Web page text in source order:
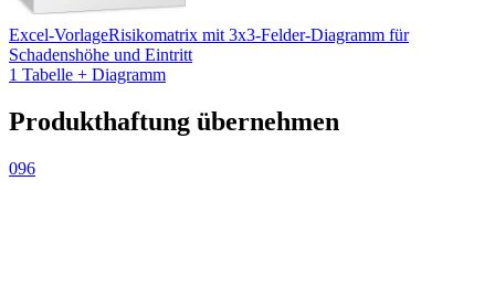
Excel-VorlageRisikomatrix mit 3x3-Felder-Diagramm für
Schadenshöhe und Eintritt
1 Tabelle + Diagramm
Produkthaftung übernehmen
096